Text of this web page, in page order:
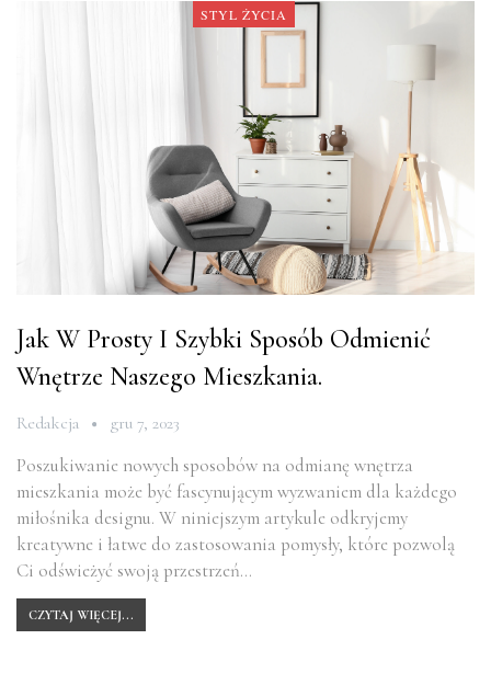
STYL ŻYCIA
Jak W Prosty I Szybki Sposób Odmienić
Wnętrze Naszego Mieszkania.
Redakcja gru 7, 2023
Poszukiwanie nowych sposobów na odmianę wnętrza
mieszkania może być fascynującym wyzwaniem dla każdego
miłośnika designu. W niniejszym artykule odkryjemy
kreatywne i łatwe do zastosowania pomysły, które pozwolą
Ci odświeżyć swoją przestrzeń…
CZYTAJ WIĘCEJ...